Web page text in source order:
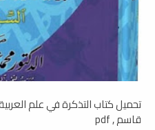
تحميل كتاب التذكرة في علم
قاسم , pdf